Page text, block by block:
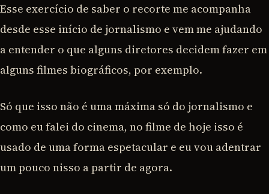
Esse exercício de saber o recorte me acompanha
desde esse início de jornalismo e vem me ajudando
a entender o que alguns diretores decidem fazer em
alguns filmes biográficos, por exemplo.
Só que isso não é uma máxima só do jornalismo e
como eu falei do cinema, no filme de hoje isso é
usado de uma forma espetacular e eu vou adentrar
um pouco nisso a partir de agora.